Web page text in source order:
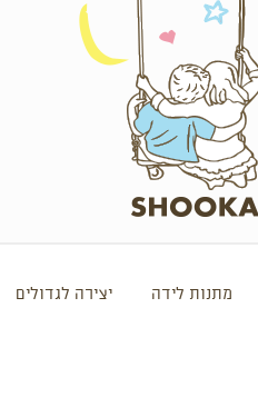
מתנות לידה יצירה לגדולים